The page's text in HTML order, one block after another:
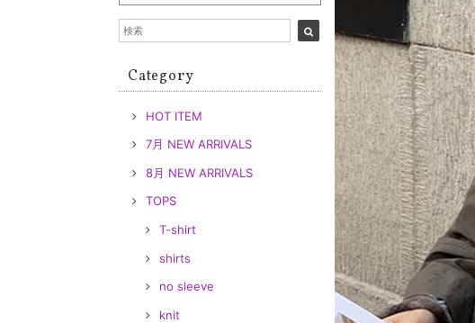
Category
HOT ITEM
7月 NEW ARRIVALS
8月 NEW ARRIVALS
TOPS
T-shirt
shirts
no sleeve
knit